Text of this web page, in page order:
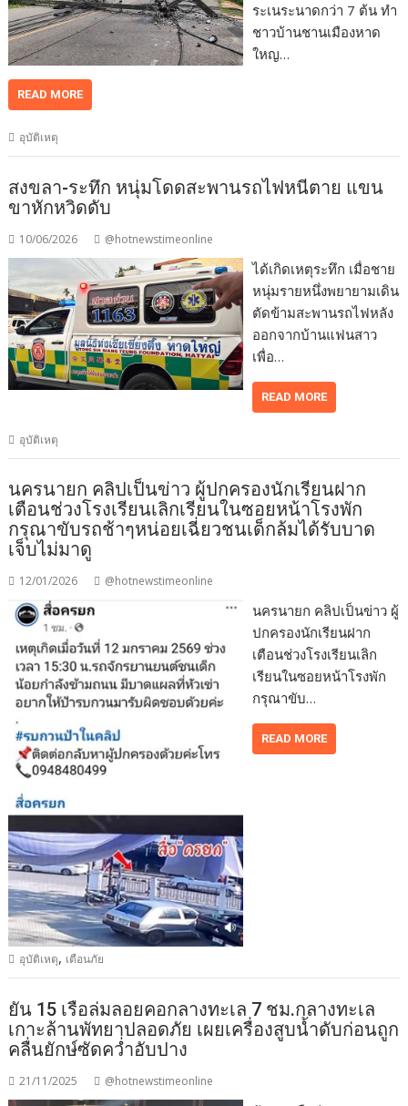
ระเนระนาดกว่า 7 ต้น ทำ
ชาวบ้านชานเมืองหาด
ใหญ…
READ MORE
อุบัติเหตุ
สงขลา-ระทึก หนุ่มโดดสะพานรถไฟหนีตาย แขน
ขาหักหวิดดับ
10/06/2026 @hotnewstimeonline
ได้เกิดเหตุระทึก เมื่อชาย
หนุ่มรายหนึ่งพยายามเดิน
ตัดข้ามสะพานรถไฟหลัง
ออกจากบ้านแฟนสาว
เพื่อ…
READ MORE
อุบัติเหตุ
นครนายก คลิปเป็นข่าว ผู้ปกครองนักเรียนฝาก
เตือนช่วงโรงเรียนเลิกเรียนในซอยหน้าโรงพัก
กรุณาขับรถช้าๆหน่อยเฉี่ยวชนเด็กล้มได้รับบาด
เจ็บไม่มาดู
12/01/2026 @hotnewstimeonline
นครนายก คลิปเป็นข่าว ผู้
ปกครองนักเรียนฝาก
เตือนช่วงโรงเรียนเลิก
เรียนในซอยหน้าโรงพัก
กรุณาขับ…
READ MORE
อุบัติเหตุ, เตือนภัย
ยัน 15 เรือล่มลอยคอกลางทะเล 7 ชม.กลางทะเล
เกาะล้านพัทยาปลอดภัย เผยเครื่องสูบน้ำดับก่อนถูก
คลื่นยักษ์ซัดคว่ำอับปาง
21/11/2025 @hotnewstimeonline